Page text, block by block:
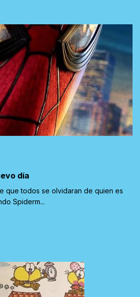
día
que todos se olvidaran de quien es
Spiderm...